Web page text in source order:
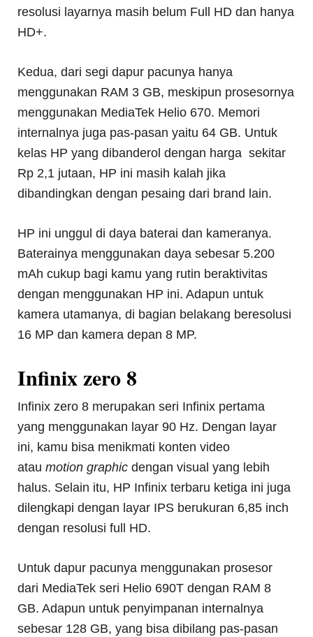
resolusi layarnya masih belum Full HD dan hanya
HD+.
Kedua, dari segi dapur pacunya hanya
menggunakan RAM 3 GB, meskipun prosesornya
menggunakan MediaTek Helio 670. Memori
internalnya juga pas-pasan yaitu 64 GB. Untuk
kelas HP yang dibanderol dengan harga sekitar
Rp 2,1 jutaan, HP ini masih kalah jika
dibandingkan dengan pesaing dari brand lain.
HP ini unggul di daya baterai dan kameranya.
Baterainya menggunakan daya sebesar 5.200
mAh cukup bagi kamu yang rutin beraktivitas
dengan menggunakan HP ini. Adapun untuk
kamera utamanya, di bagian belakang beresolusi
16 MP dan kamera depan 8 MP.
Infinix zero 8
Infinix zero 8 merupakan seri Infinix pertama
yang menggunakan layar 90 Hz. Dengan layar
ini, kamu bisa menikmati konten video
ataumotion graphicdengan visual yang lebih
halus. Selain itu, HP Infinix terbaru ketiga ini juga
dilengkapi dengan layar IPS berukuran 6,85 inch
dengan resolusi full HD.
Untuk dapur pacunya menggunakan prosesor
dari MediaTek seri Helio 690T dengan RAM 8
GB. Adapun untuk penyimpanan internalnya
sebesar 128 GB, yang bisa dibilang pas-pasan